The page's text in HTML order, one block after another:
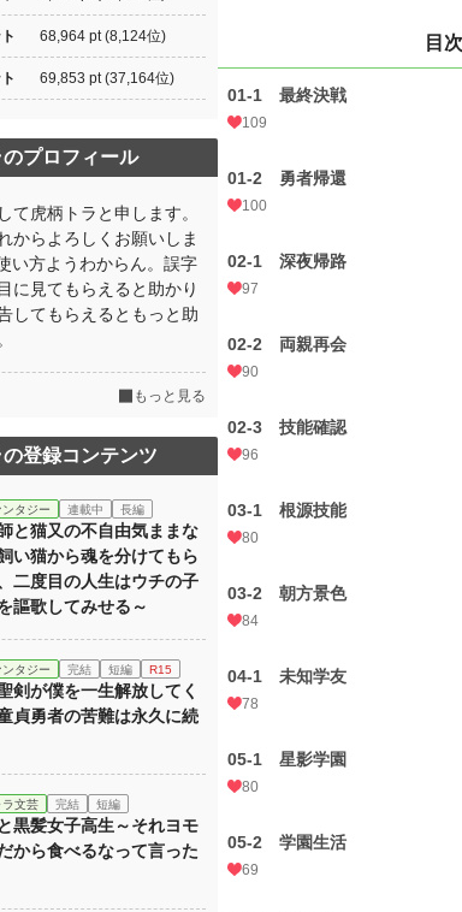
目次
01-1 最終決戦
109
01-2 勇者帰還
100
02-1 深夜帰路
97
02-2 両親再会
90
02-3 技能確認
96
03-1 根源技能
80
03-2 朝方景色
84
04-1 未知学友
78
05-1 星影学園
80
05-2 学園生活
69
68,964 pt (8,124位)
69,853 pt (37,164位)
のプロフィール
て虎柄トラと申します。
からよろしくお願いしま
い方ようわからん。誤字
に見てもらえると助かり
してもらえるともっと助
もっと見る
の登録コンテンツ
ンタジー 連載中 長編
と猫又の不自由気ままな
い猫から魂を分けてもら
二度目の人生はウチの子
謳歌してみせる～
ンタジー 完結 短編 R15
剣が僕を一生解放してく
貞勇者の苦難は永久に続
ラ文芸 完結 短編
黒髪女子高生～それヨモ
から食べるなって言った